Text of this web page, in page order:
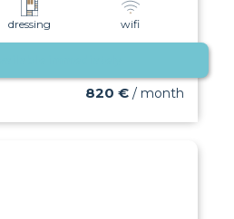
dressing wifi
820 € / month